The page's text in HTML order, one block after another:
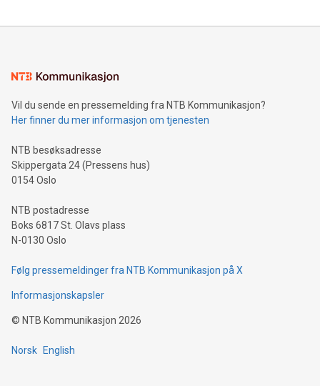
Vil du sende en pressemelding fra NTB Kommunikasjon?
Her finner du mer informasjon om tjenesten
NTB besøksadresse
Skippergata 24 (Pressens hus)
0154 Oslo
NTB postadresse
Boks 6817 St. Olavs plass
N-0130 Oslo
Følg pressemeldinger fra NTB Kommunikasjon på X
Informasjonskapsler
© NTB Kommunikasjon 2026
Norsk English